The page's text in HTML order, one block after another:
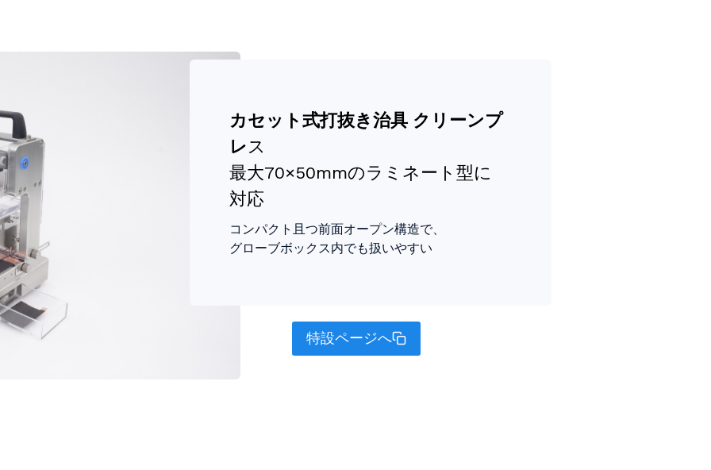
カセット式打抜き治具 クリーンプ
レス
最大70×50mmのラミネート型に
対応
コンパクト且つ前面オープン構造で、
グローブボックス内でも扱いやすい
特設ページへ